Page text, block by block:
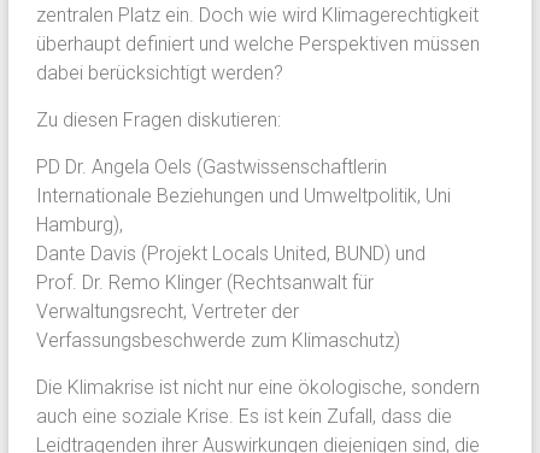
zentralen Platz ein. Doch wie wird Klimagerechtigkeit
überhaupt definiert und welche Perspektiven müssen
dabei berücksichtigt werden?
Zu diesen Fragen diskutieren:
PD Dr. Angela Oels (Gastwissenschaftlerin
Internationale Beziehungen und Umweltpolitik, Uni
Hamburg),
Dante Davis (Projekt Locals United, BUND) und
Prof. Dr. Remo Klinger (Rechtsanwalt für
Verwaltungsrecht, Vertreter der
Verfassungsbeschwerde zum Klimaschutz)
Die Klimakrise ist nicht nur eine ökologische, sondern
auch eine soziale Krise. Es ist kein Zufall, dass die
Leidtragenden ihrer Auswirkungen diejenigen sind, die